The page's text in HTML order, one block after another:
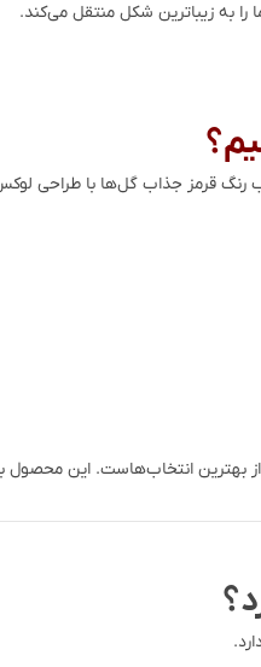
به زیباترین شکل منتقل می‌کند.
رنگ قرمز جذاب گل‌ها با طراحی
هدیه خاص و عاشقانه را دارید، جعبه گل رز قرمز ۹